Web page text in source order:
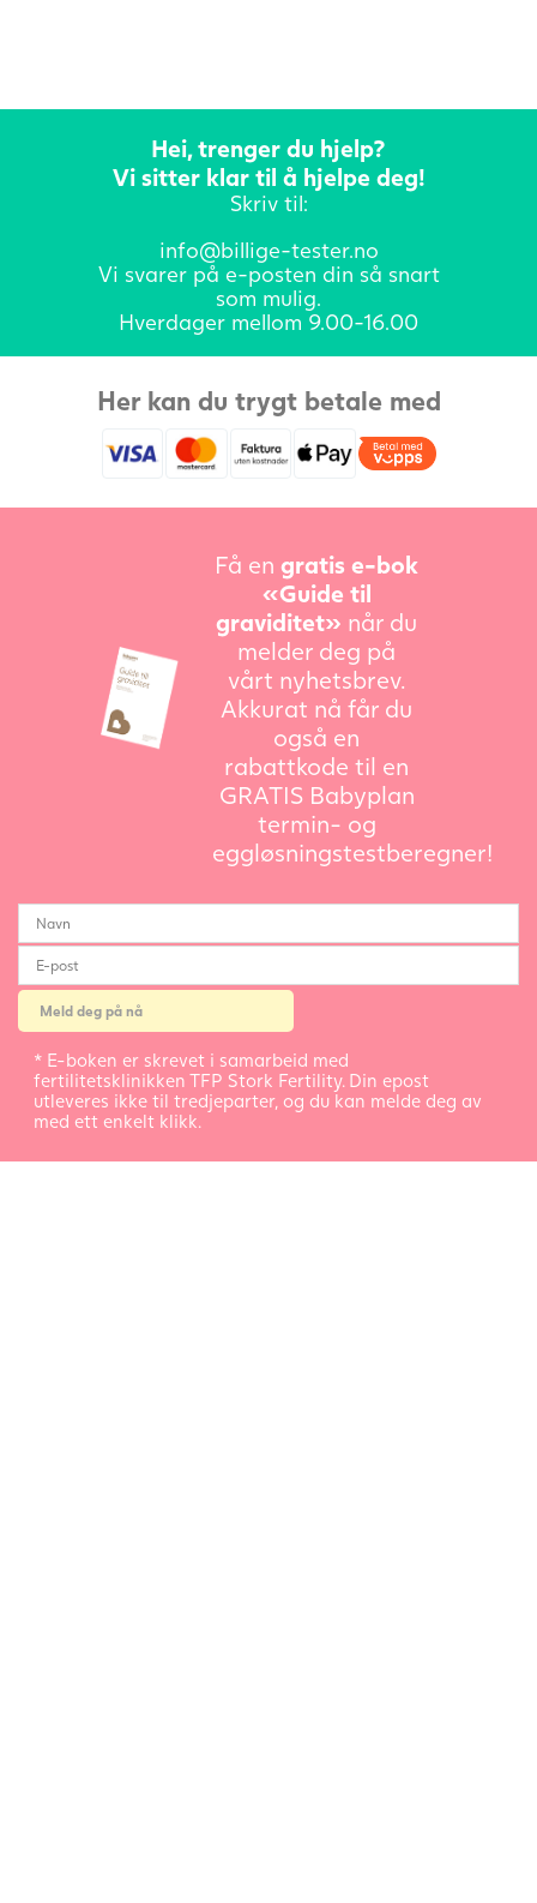
Hei, trenger du hjelp?
Vi sitter klar til å hjelpe deg!
Skriv til:
info@billige-tester.no
Vi svarer på e-posten din så snart
som mulig.
Hverdager mellom 9.00-16.00
Her kan du trygt betale med
Få en gratis e-bok
«Guide til
graviditet» når du
melder deg på
vårt nyhetsbrev.
Akkurat nå får du
også en
rabattkode til en
GRATIS Babyplan
termin- og
eggløsningstestberegner!
* E-boken er skrevet i samarbeid med
fertilitetsklinikken TFP Stork Fertility. Din epost
utleveres ikke til tredjeparter, og du kan melde deg av
med ett enkelt klikk.